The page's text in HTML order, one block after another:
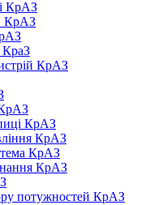
КрАЗ
КрАЗ
КраЗ
КрАЗ
КрАЗ
КрАЗ
КрАЗ
КрАЗ
потужностей КрАЗ